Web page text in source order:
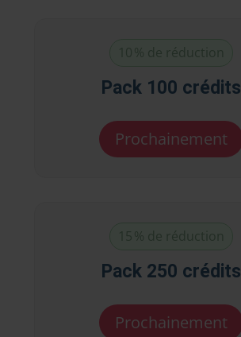
Pack 100 crédits
Prochainement
Pack 250 crédits
Prochainement